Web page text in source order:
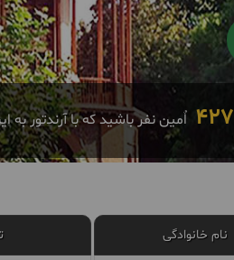
427 اٌمین نفر باشید که با آرندتور
نام خانوادگی